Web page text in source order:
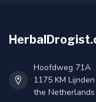
Hoofdweg 71A
1175 KM Lijnden
the Netherlands